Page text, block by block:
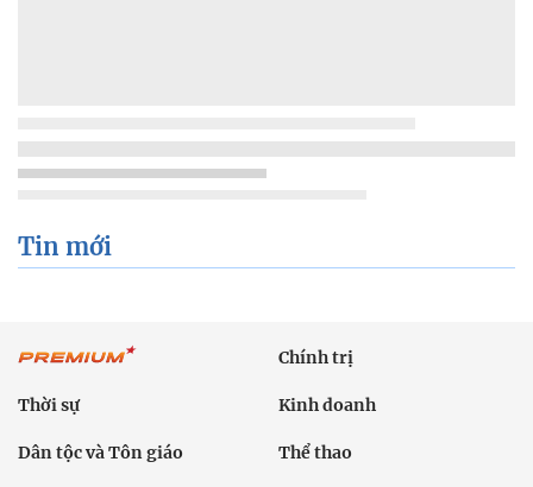
Tin mới
Chính trị
Thời sự Kinh doanh
Dân tộc và Tôn giáo Thể thao